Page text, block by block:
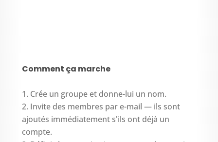
Comment ça marche
Crée un groupe et donne-lui un nom.
Invite des membres par e-mail — ils sont
ajoutés immédiatement s'ils ont déjà un
compte.